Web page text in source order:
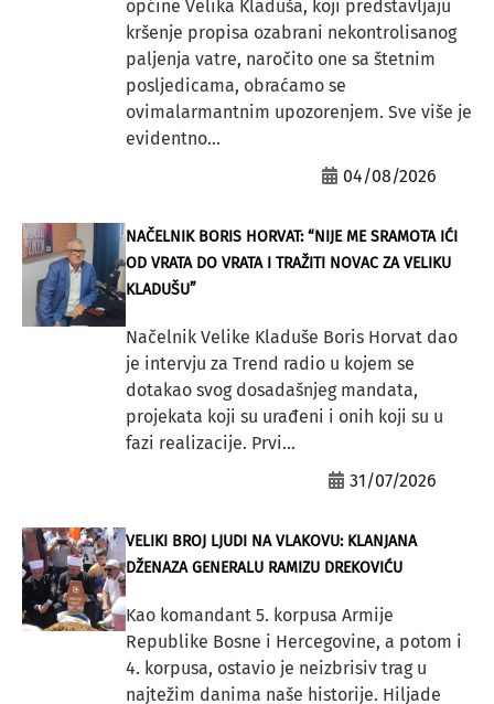
općine Velika Kladuša, koji predstavljaju
kršenje propisa ozabrani nekontrolisanog
paljenja vatre, naročito one sa štetnim
posljedicama, obraćamo se
ovimalarmantnim upozorenjem. Sve više je
evidentno...
04/08/2026
NAČELNIK BORIS HORVAT: “NIJE ME SRAMOTA IĆI
OD VRATA DO VRATA I TRAŽITI NOVAC ZA VELIKU
KLADUŠU”
Načelnik Velike Kladuše Boris Horvat dao
je intervju za Trend radio u kojem se
dotakao svog dosadašnjeg mandata,
projekata koji su urađeni i onih koji su u
fazi realizacije. Prvi...
31/07/2026
VELIKI BROJ LJUDI NA VLAKOVU: KLANJANA
DŽENAZA GENERALU RAMIZU DREKOVIĆU
Kao komandant 5. korpusa Armije
Republike Bosne i Hercegovine, a potom i
4. korpusa, ostavio je neizbrisiv trag u
najtežim danima naše historije. Hiljade